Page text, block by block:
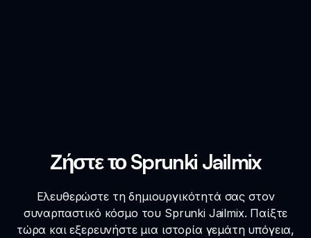
Ζήστε το Sprunki Jailmix
Ελευθερώστε τη δημιουργικότητά σας στον
συναρπαστικό κόσμο του Sprunki Jailmix. Παίξτε
τώρα και εξερευνήστε μια ιστορία γεμάτη υπόγεια,